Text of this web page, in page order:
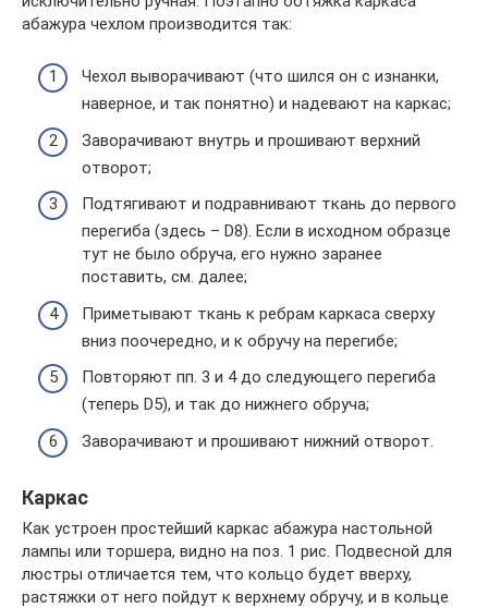
абажура чехлом производится так:
Чехол выворачивают (что шился он с изнанки,
наверное, и так понятно) и надевают на каркас;
Заворачивают внутрь и прошивают верхний
отворот;
Подтягивают и подравнивают ткань до первого
перегиба (здесь – D8). Если в исходном образце
тут не было обруча, его нужно заранее
поставить, см. далее;
Приметывают ткань к ребрам каркаса сверху
вниз поочередно, и к обручу на перегибе;
Повторяют пп. 3 и 4 до следующего перегиба
(теперь D5), и так до нижнего обруча;
Заворачивают и прошивают нижний отворот.
Каркас
Как устроен простейший каркас абажура настольной
лампы или торшера, видно на поз. 1 рис. Подвесной для
люстры отличается тем, что кольцо будет вверху,
растяжки от него пойдут к верхнему обручу, и в кольце